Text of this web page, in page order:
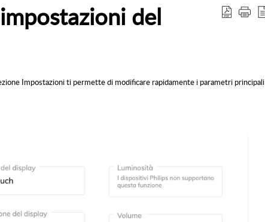
del
Impostazioni ti permette di modificare rapidamente i parametri principali